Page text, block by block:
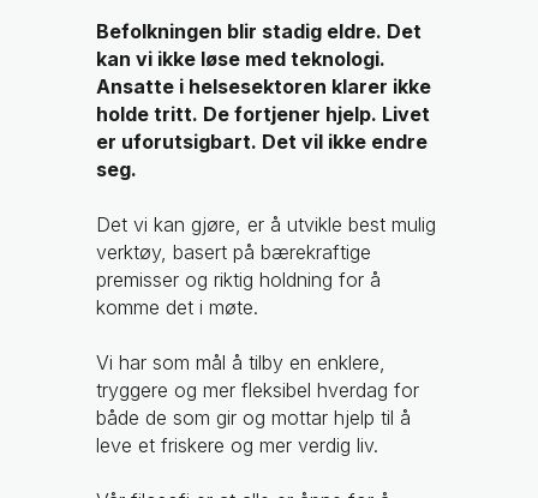
Befolkningen blir stadig eldre. Det
kan vi ikke løse med teknologi.
Ansatte i helsesektoren klarer ikke
holde tritt. De fortjener hjelp. Livet
er uforutsigbart. Det vil ikke endre
seg.
Det vi kan gjøre, er å utvikle best mulig
verktøy, basert på bærekraftige
premisser og riktig holdning for å
komme det i møte.
Vi har som mål å tilby en enklere,
tryggere og mer fleksibel hverdag for
både de som gir og mottar hjelp til å
leve et friskere og mer verdig liv.